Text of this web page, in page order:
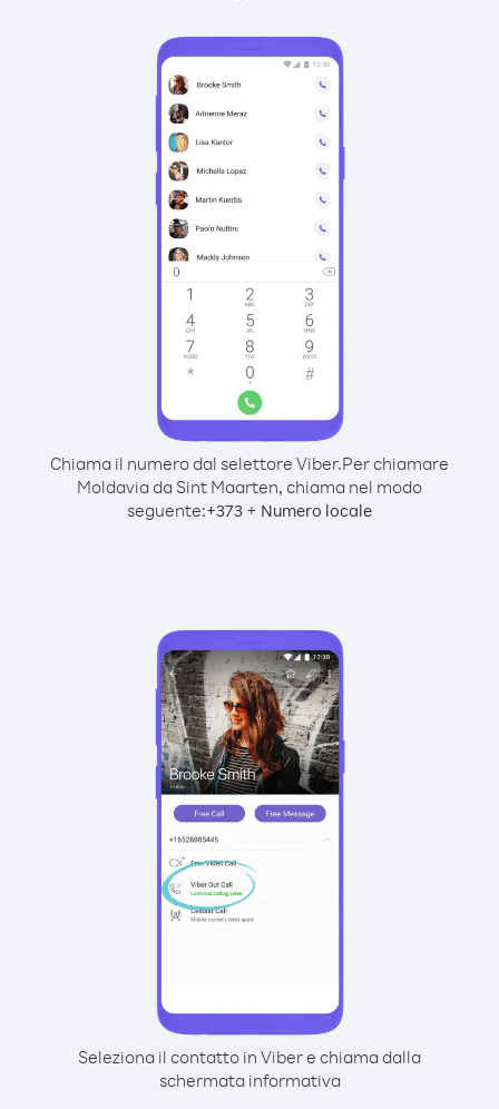
Chiama il numero dal selettore Viber.Per chiamare
Moldavia da Sint Maarten, chiama nel modo
seguente:+373 + Numero locale
Seleziona il contatto in Viber e chiama dalla
schermata informativa